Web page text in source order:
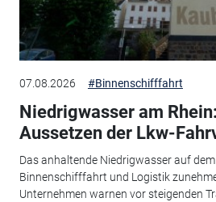
07.08.2026 #Binnenschifffahrt
Niedrigwasser am
Aussetzen der Lkw-
Das anhaltende Niedrigwasser auf
Binnenschifffahrt und Logistik
Unternehmen warnen vor steigenden